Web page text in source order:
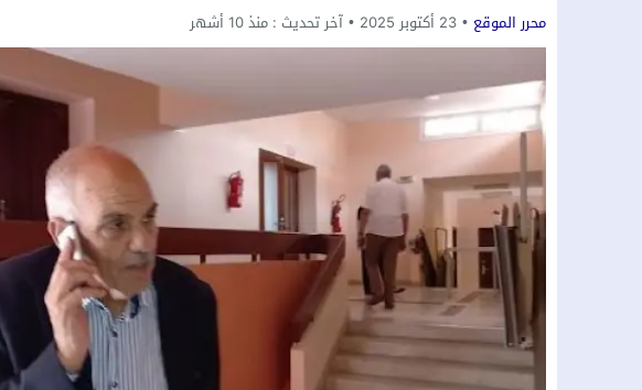
محرر الموقع 23 أكتوبر 2025 آخر تحديث : منذ 10 أشهر